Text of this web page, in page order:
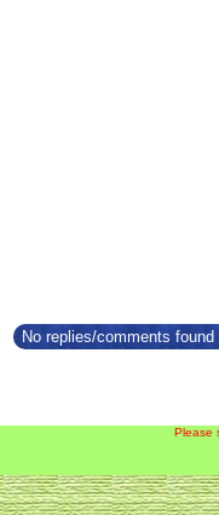
No replies/comments
Please